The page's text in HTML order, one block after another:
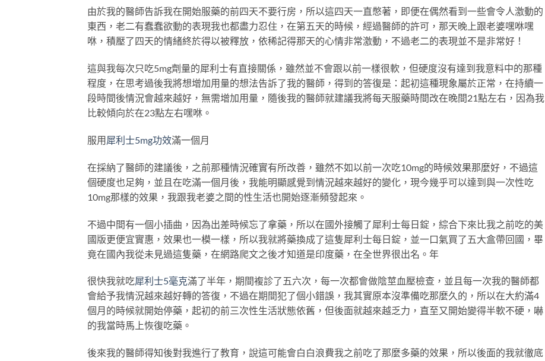
由於我的醫師告訴我在開始服藥的前四天不要行房，所以這四天一直憋著，即便在偶然看到一些會令人激動的
東西，老二有蠢蠢欲動的表現我也都盡力忍住，在第五天的時候，經過醫師的許可，那天晚上跟老婆嘿咻嘿
咻，積壓了四天的情緒終於得以被釋放，依稀記得那天的心情非常激動，不過老二的表現並不是非常好！
這與我每次只吃5mg劑量的犀利士有直接關係，雖然並不會跟以前一樣很軟，但硬度沒有達到我意料中的那種
程度，在思考過後我將想增加用量的想法告訴了我的醫師，得到的答復是：起初這種現象屬於正常，在持續一
段時間後情況會越來越好，無需增加用量，隨後我的醫師就建議我將每天服藥時間改在晚間21點左右，因為我
比較傾向於在23點左右嘿咻。
服用犀利士5mg功效滿一個月
在採納了醫師的建議後，之前那種情況確實有所改善，雖然不如以前一次吃10mg的時候效果那麼好，不過這
個硬度也足夠，並且在吃滿一個月後，我能明顯感覺到情況越來越好的變化，現今幾乎可以達到與一次性吃
10mg那樣的效果，我跟我老婆之間的性生活也開始逐漸頻發起來。
不過中間有一個小插曲，因為出差時候忘了拿藥，所以在國外接觸了犀利士每日錠，綜合下來比我之前吃的美
國版更便宜實惠，效果也一模一樣，所以我就將藥換成了這隻犀利士每日錠，並一口氣買了五大盒帶回國，畢
竟在國內我從未見過這隻藥，在網路爬文之後才知道是印度藥，在全世界很出名。年
很快我就吃犀利士5毫克滿了半年，期間複診了五六次，每一次都會做陰莖血壓檢查，並且每一次我的醫師都
會給予我情況越來越好轉的答復，不過在期間犯了個小錯誤，我其實原本沒準備吃那麼久的，所以在大約滿4
個月的時候就開始停藥，起初的前三次性生活狀態依舊，但後面就越來越乏力，直至又開始變得半軟不硬，嚇
的我當時馬上恢復吃藥。
後來我的醫師得知後對我進行了教育，說這可能會白白浪費我之前吃了那麼多藥的效果，所以後面的我就徹底